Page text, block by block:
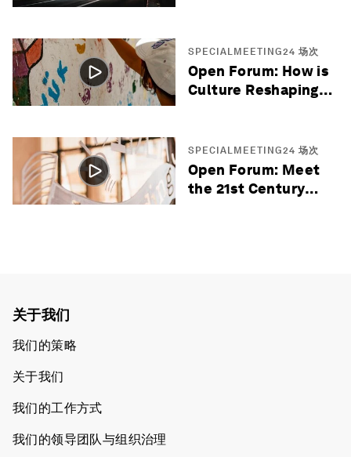
SPECIALMEETING24 场次
Open Forum: How is
Culture Reshaping
SPECIALMEETING24 场次
Open Forum: Meet
the 21st Century
关于我们
我们的策略
关于我们
我们的工作方式
我们的领导团队与组织治理